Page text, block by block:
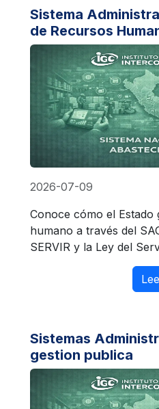
Sistema
de Recursos
2026-07-09
Conoce cómo el Estado
humano a través del
SERVIR y la Ley del
Sistemas
gestion publica